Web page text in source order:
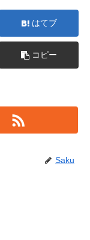
はてブ
コピー
Saku